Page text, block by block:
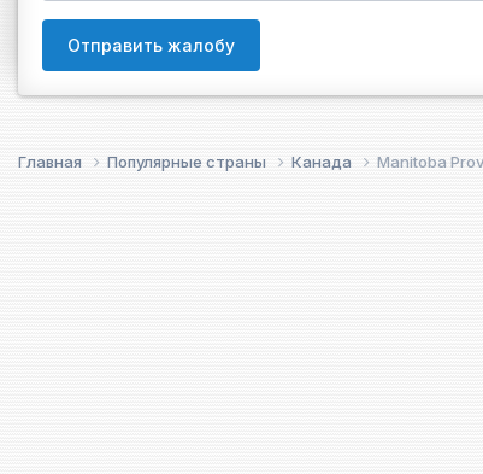
Отправить жалобу
Главная Популярные страны Канада Manitoba